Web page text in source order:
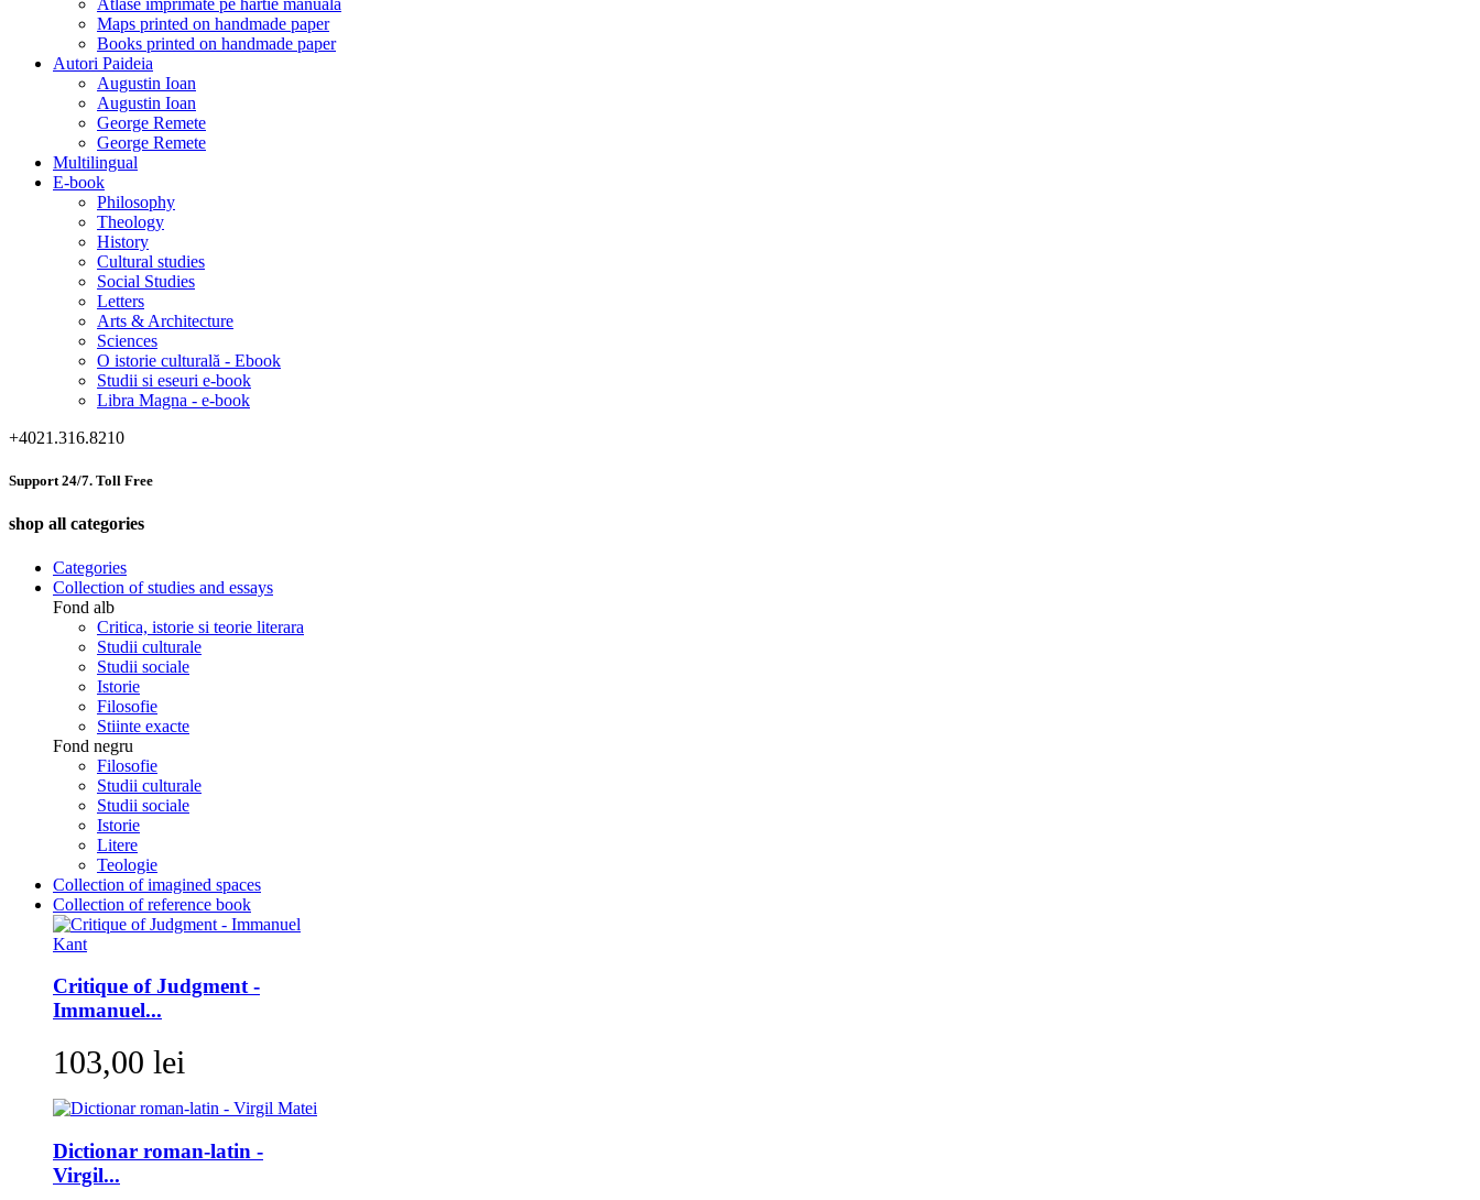
Atlase imprimate pe hartie manuala
Maps printed on handmade paper
Books printed on handmade paper
Autori Paideia
Augustin Ioan
Augustin Ioan
George Remete
George Remete
Multilingual
E-book
Philosophy
Theology
History
Cultural studies
Social Studies
Letters
Arts & Architecture
Sciences
O istorie culturală - Ebook
Studii si eseuri e-book
Libra Magna - e-book
+4021.316.8210
Support 24/7. Toll Free
shop all categories
Categories
Collection of studies and essays
Fond alb
Critica, istorie si teorie literara
Studii culturale
Studii sociale
Istorie
Filosofie
Stiinte exacte
Fond negru
Filosofie
Studii culturale
Studii sociale
Istorie
Litere
Teologie
Collection of imagined spaces
Collection of reference book
Critique of Judgment -
Immanuel...
103,00 lei
Dictionar roman-latin -
Virgil...